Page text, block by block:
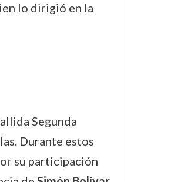
lo dirigió en la
Segunda
Durante estos
su participación